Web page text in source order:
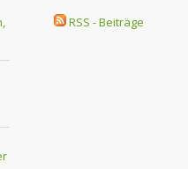
RSS - Beiträge